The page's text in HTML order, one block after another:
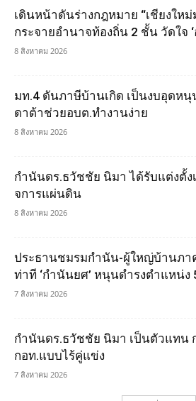
เดินหน้าดันร่างกฎหมาย “เชียงให
กระจายอำนาจท้องถิ่น 2 ชั้น วัดใจ
8 สิงหาคม 2026
มท.4 ดันภาษีบ้านเกิด เป็นงบอุดหนุ
ดาต้าช่วยอบต.ทำงานง่าย
8 สิงหาคม 2026
กำนันดร.ธวัชชัย นิมา ได้รับแต่งตั้ง
จการแผ่นดิน
8 สิงหาคม 2026
ประธานชมรมกำนัน-ผู้ใหญ่บ้านภา
ท่าที ‘กำนันยศ’ หนุนดำรงตำแหน่ง
7 สิงหาคม 2026
กำนันดร.ธวัชชัย นิมา เป็นตัวแทน
กอท.แบบไร้คู่แข่ง
7 สิงหาคม 2026